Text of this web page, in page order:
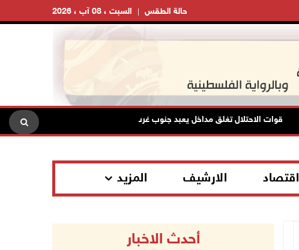
السبت ، 08 آب ، 2026 حالة الطقس
قوات الاحتلال تغلق مداخل يعبد جنوب غرب جنين تواصل انتهاكات
اقتصاد الارشيف المزيد
أحدث الاخبار